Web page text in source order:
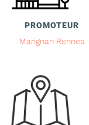
PROMOTEUR
Marignan Rennes